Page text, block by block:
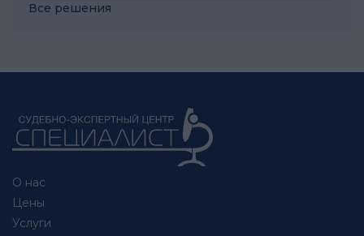
Все решения
О нас
Цены
Услуги